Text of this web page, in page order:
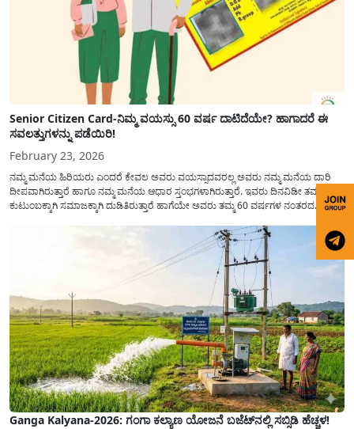
Senior Citizen Card-ನಿಮ್ಮ ವಯಸ್ಸು 60 ವರ್ಷ ದಾಟಿದೆಯೇ? ಹಾಗಾದರೆ ಈ
ಸವಲತ್ತುಗಳನ್ನು ಪಡೆಯಿರಿ!
February 23, 2026
ನಮ್ಮ ಮನೆಯ ಹಿರಿಯರು ಎಂದರೆ ಕೇವಲ ಅವರು ವಯಸ್ಸಾದವರಲ್ಲ ಅವರು ನಮ್ಮ ಮನೆಯ ದಾರಿ
ದೀಪವಾಗಿರುತ್ತಾರೆ ಹಾಗೂ ನಮ್ಮ ಮನೆಯ ಆಧಾರ ಸ್ತಂಭಗಳಾಗಿರುತ್ತಾರೆ. ಇವರು ದಿನವಿಡೀ ತಮ್ಮ
ಕುಟುಂಬಕ್ಕಾಗಿ ಸಮಾಜಕ್ಕಾಗಿ ದುಡಿತಿರುತ್ತಾರೆ ಹಾಗೆಯೇ ಅವರು ತಮ್ಮ 60 ವರ್ಷಗಳ ನಂತರದ
Ganga Kalyana-2026: ಗಂಗಾ ಕಲ್ಯಾಣ ಯೋಜನೆ ಬಜೆಟ್‌ನಲ್ಲಿ ಸಬ್ಸಿಡಿ ಹೆಚ್ಚಳ!